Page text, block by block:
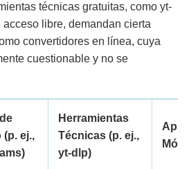
técnicas gratuitas, como yt-
libre, demandan cierta
convertidores en línea, cuya
cuestionable y no se
(p. ej.,
Herramientas
Técnicas (p. ej.,
yt-dlp)